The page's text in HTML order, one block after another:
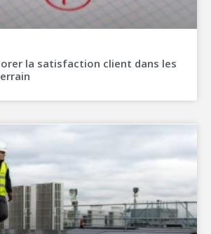
la satisfaction client dans les